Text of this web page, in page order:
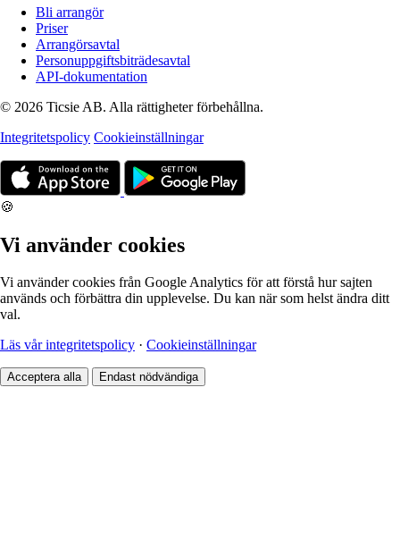
Bli arrangör
Priser
Arrangörsavtal
Personuppgiftsbiträdesavtal
API-dokumentation
© 2026 Ticsie AB. Alla rättigheter förbehållna.
Integritetspolicy Cookieinställningar
🍪
Vi använder cookies
Vi använder cookies från Google Analytics för att förstå hur sajten
används och förbättra din upplevelse. Du kan när som helst ändra ditt
val.
Läs vår integritetspolicy · Cookieinställningar
Acceptera alla Endast nödvändiga